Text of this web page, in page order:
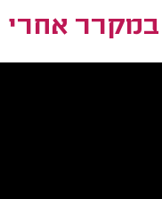
אחרי